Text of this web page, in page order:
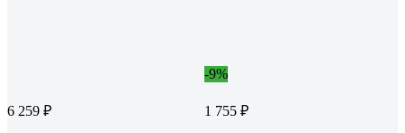
6 259 ₽
-9%
1 755 ₽